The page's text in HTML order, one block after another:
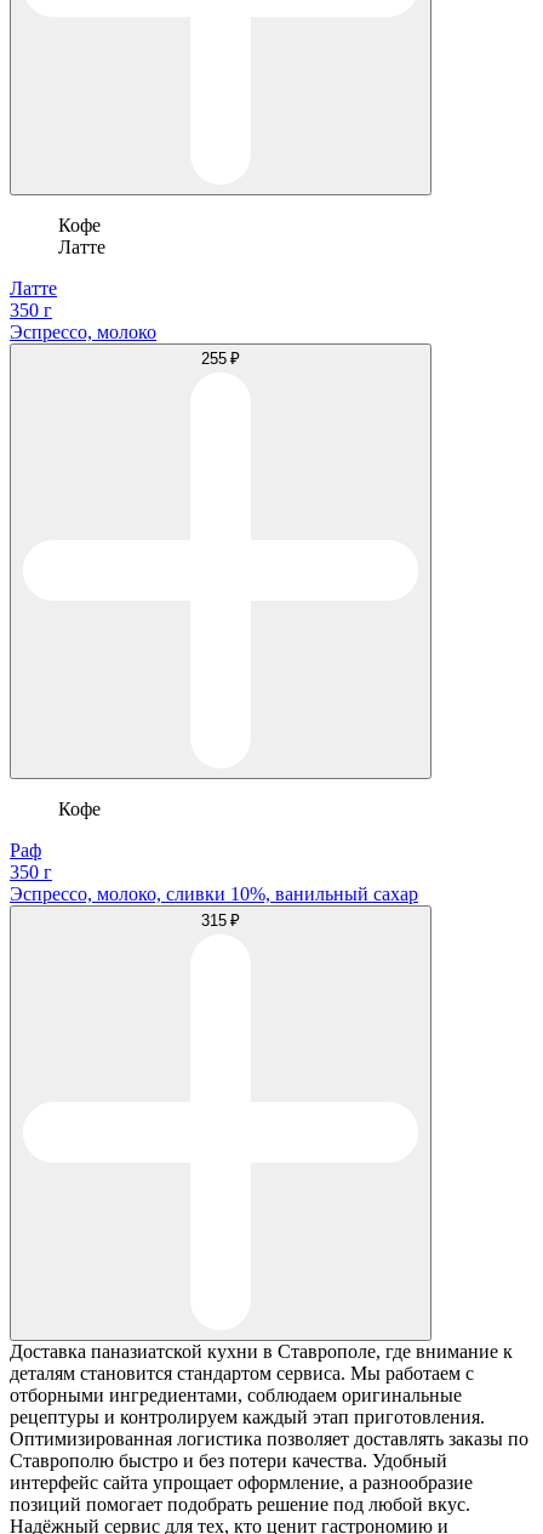
Кофе
Латте
Латте
350 г
Эспрессо, молоко
255 ₽
Кофе
Раф
350 г
Эспрессо, молоко, сливки 10%, ванильный сахар
315 ₽
Доставка паназиатской кухни в Ставрополе, где внимание к
деталям становится стандартом сервиса. Мы работаем с
отборными ингредиентами, соблюдаем оригинальные
рецептуры и контролируем каждый этап приготовления.
Оптимизированная логистика позволяет доставлять заказы по
Ставрополю быстро и без потери качества. Удобный
интерфейс сайта упрощает оформление, а разнообразие
позиций помогает подобрать решение под любой вкус.
Надёжный сервис для тех, кто ценит гастрономию и